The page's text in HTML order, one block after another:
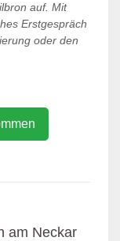
auf. Mit
Erstgespräch
oder den
am Neckar